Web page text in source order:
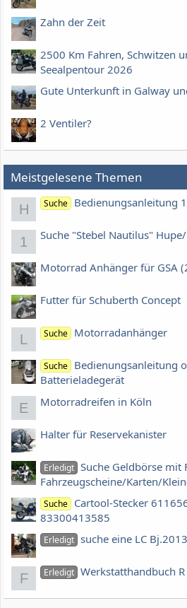
Zahn der Zeit
2500 Km Fahren, Schwitzen
Seealpentour 2026
Gute Unterkunft in Galway
2 Ventiler?
Meistgelesene Themen
H Suche Bedienungsanleitung
1 Suche "Stebel Nautilus"
Motorrad Anhänger für GSA
Futter für Schuberth Concept
L Suche Motorradanhänger
Suche Bedienungsanleitung
Batterieladegerät
E Motorradreifen in Köln
Halter für Reservekanister
Erledigt Suche Geldbörse mit
Fahrzeugscheine/Karten/
Suche Cartool-Stecker
83300413585
Erledigt suche eine LC
F Erledigt Werkstatthandbuch